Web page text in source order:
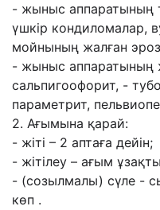
- жыныс аппаратының
үшкір кондиломалар,
мойнының жалған
- жыныс аппаратының
сальпигоофорит, -
параметрит,
2. Ағымына қарай:
- жіті – 2 аптаға дейін;
- жітілеу – ағым
- (созылмалы) сүле -
көп .